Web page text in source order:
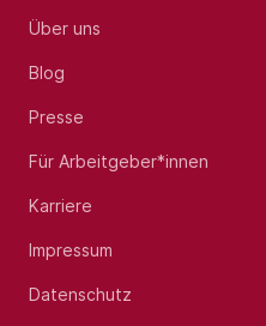
Über uns
Blog
Presse
Für Arbeitgeber*innen
Karriere
Impressum
Datenschutz